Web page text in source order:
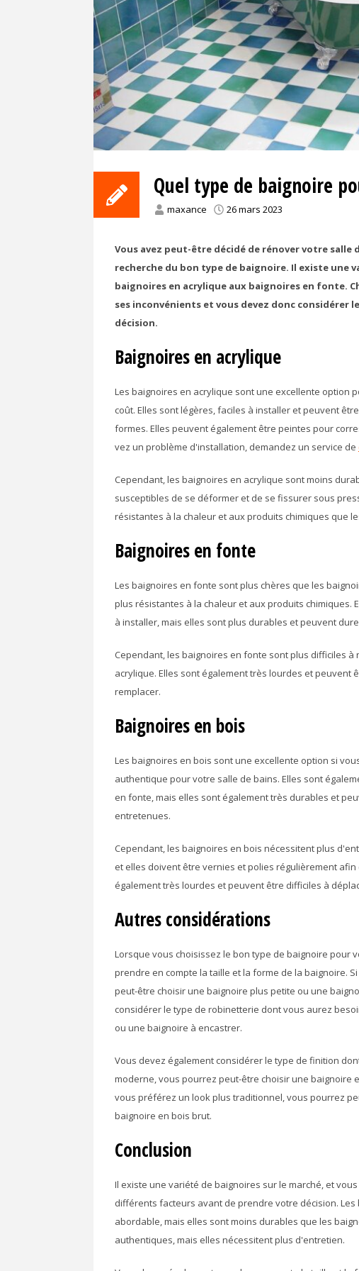
Quel type de baignoire
maxance 26 mars 2023
Vous avez peut-être décidé de rénover votre salle
recherche du bon type de baignoire. Il existe une
baignoires en acrylique aux baignoires en fonte.
ses inconvénients et vous devez donc
décision.
Baignoires en acrylique
Les baignoires en acrylique sont une excellente option
coût. Elles sont légères, faciles à installer et peuvent
formes. Elles peuvent également être peintes pour
vez un problème d'installation, demandez un service de
Cependant, les baignoires en acrylique sont moins
susceptibles de se déformer et de se fissurer sous
résistantes à la chaleur et aux produits chimiques que
Baignoires en fonte
Les baignoires en fonte sont plus chères que les
plus résistantes à la chaleur et aux produits chimiques.
à installer, mais elles sont plus durables et peuvent
Cependant, les baignoires en fonte sont plus difficiles
acrylique. Elles sont également très lourdes et peuvent
remplacer.
Baignoires en bois
Les baignoires en bois sont une excellente option si
authentique pour votre salle de bains. Elles sont
en fonte, mais elles sont également très durables et
entretenues.
Cependant, les baignoires en bois nécessitent plus
et elles doivent être vernies et polies régulièrement
également très lourdes et peuvent être difficiles à
Autres considérations
Lorsque vous choisissez le bon type de baignoire pour
prendre en compte la taille et la forme de la baignoire.
peut-être choisir une baignoire plus petite ou une
considérer le type de robinetterie dont vous aurez
ou une baignoire à encastrer.
Vous devez également considérer le type de finition
moderne, vous pourrez peut-être choisir une baignoire
vous préférez un look plus traditionnel, vous pourrez
baignoire en bois brut.
Conclusion
Il existe une variété de baignoires sur le marché, et
différents facteurs avant de prendre votre décision.
abordable, mais elles sont moins durables que les
authentiques, mais elles nécessitent plus d'entretien.